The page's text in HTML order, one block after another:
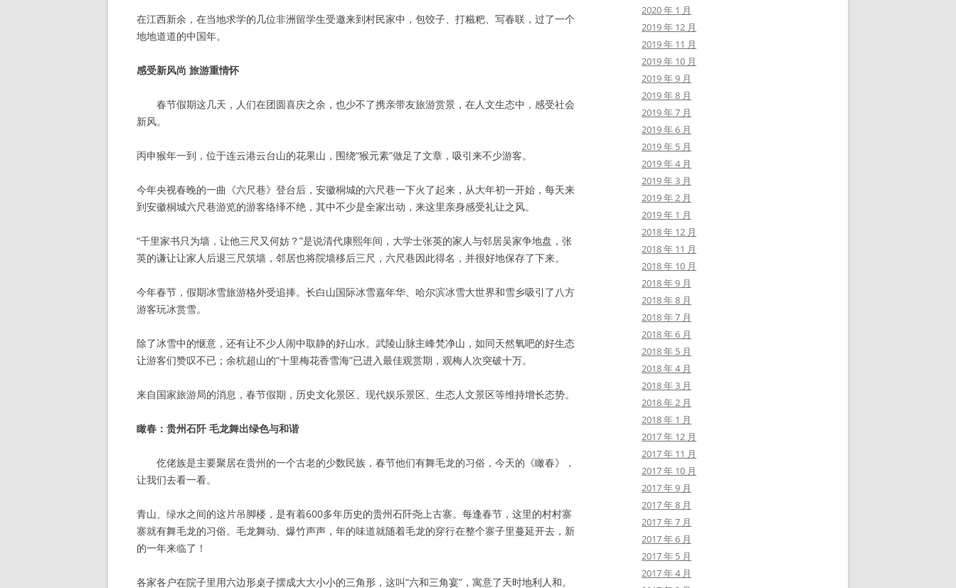
在江西新余，在当地求学的几位非洲留学生受邀来到村民家中，包饺子、打糍粑、写春联，过了一个
地地道道的中国年。
感受新风尚 旅游重情怀
春节假期这几天，人们在团圆喜庆之余，也少不了携亲带友旅游赏景，在人文生态中，感受社会
新风。
丙申猴年一到，位于连云港云台山的花果山，围绕“猴元素”做足了文章，吸引来不少游客。
今年央视春晚的一曲《六尺巷》登台后，安徽桐城的六尺巷一下火了起来，从大年初一开始，每天来
到安徽桐城六尺巷游览的游客络绎不绝，其中不少是全家出动，来这里亲身感受礼让之风。
“千里家书只为墙，让他三尺又何妨？”是说清代康熙年间，大学士张英的家人与邻居吴家争地盘，张
英的谦让让家人后退三尺筑墙，邻居也将院墙移后三尺，六尺巷因此得名，并很好地保存了下来。
今年春节，假期冰雪旅游格外受追捧。长白山国际冰雪嘉年华、哈尔滨冰雪大世界和雪乡吸引了八方
游客玩冰赏雪。
除了冰雪中的惬意，还有让不少人闹中取静的好山水。武陵山脉主峰梵净山，如同天然氧吧的好生态
让游客们赞叹不已；余杭超山的“十里梅花香雪海”已进入最佳观赏期，观梅人次突破十万。
来自国家旅游局的消息，春节假期，历史文化景区、现代娱乐景区、生态人文景区等维持增长态势。
瞰春：贵州石阡 毛龙舞出绿色与和谐
仡佬族是主要聚居在贵州的一个古老的少数民族，春节他们有舞毛龙的习俗，今天的《瞰春》，
让我们去看一看。
青山、绿水之间的这片吊脚楼，是有着600多年历史的贵州石阡尧上古寨。每逢春节，这里的村村寨
寨就有舞毛龙的习俗。毛龙舞动、爆竹声声，年的味道就随着毛龙的穿行在整个寨子里蔓延开去，新
的一年来临了！
各家各户在院子里用六边形桌子摆成大大小小的三角形，这叫“六和三角宴”，寓意了天时地利人和。
2020 年 1 月
2019 年 12 月
2019 年 11 月
2019 年 10 月
2019 年 9 月
2019 年 8 月
2019 年 7 月
2019 年 6 月
2019 年 5 月
2019 年 4 月
2019 年 3 月
2019 年 2 月
2019 年 1 月
2018 年 12 月
2018 年 11 月
2018 年 10 月
2018 年 9 月
2018 年 8 月
2018 年 7 月
2018 年 6 月
2018 年 5 月
2018 年 4 月
2018 年 3 月
2018 年 2 月
2018 年 1 月
2017 年 12 月
2017 年 11 月
2017 年 10 月
2017 年 9 月
2017 年 8 月
2017 年 7 月
2017 年 6 月
2017 年 5 月
2017 年 4 月